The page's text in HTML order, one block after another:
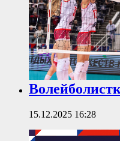
15.12.2025 16:28